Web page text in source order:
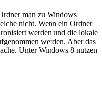
man zu Windows
nicht. Wenn ein Ordner
werden und die lokale
werden. Aber das
Unter Windows 8 nutzen